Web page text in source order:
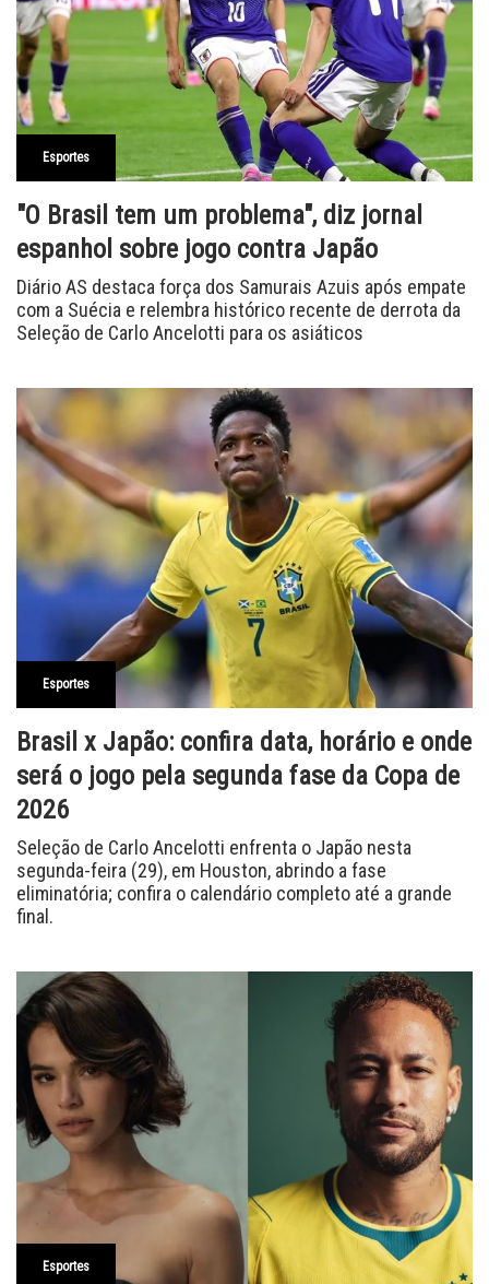
Esportes
"O Brasil tem um problema", diz jornal
espanhol sobre jogo contra Japão
Diário AS destaca força dos Samurais Azuis após empate
com a Suécia e relembra histórico recente de derrota da
Seleção de Carlo Ancelotti para os asiáticos
Esportes
Brasil x Japão: confira data, horário e onde
será o jogo pela segunda fase da Copa de
2026
Seleção de Carlo Ancelotti enfrenta o Japão nesta
segunda-feira (29), em Houston, abrindo a fase
eliminatória; confira o calendário completo até a grande
final.
Esportes